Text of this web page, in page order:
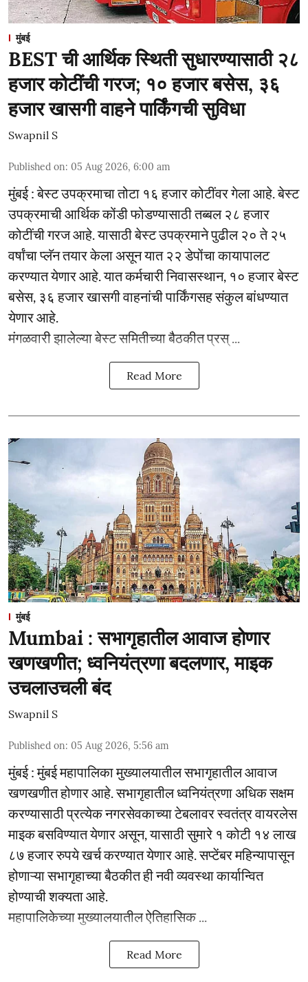
मुंबई
BEST ची आर्थिक स्थिती सुधारण्यासाठी २८
हजार कोटींची गरज; १० हजार बसेस, ३६
हजार खासगी वाहने पार्किंगची सुविधा
Swapnil S
Published on: 05 Aug 2026, 6:00 am
मुंबई : बेस्ट उपक्रमाचा तोटा १६ हजार कोटींवर गेला आहे. बेस्ट
उपक्रमाची आर्थिक कोंडी फोडण्यासाठी तब्बल २८ हजार
कोटींची गरज आहे. यासाठी बेस्ट उपक्रमाने पुढील २० ते २५
वर्षांचा प्लॅन तयार केला असून यात २२ डेपोंचा कायापालट
करण्यात येणार आहे. यात कर्मचारी निवासस्थान, १० हजार बेस्ट
बसेस, ३६ हजार खासगी वाहनांची पार्किंगसह संकुल बांधण्यात
येणार आहे.
मंगळवारी झालेल्या बेस्ट समितीच्या बैठकीत प्रस् ...
Read More
मुंबई
Mumbai : सभागृहातील आवाज होणार
खणखणीत; ध्वनियंत्रणा बदलणार, माइक
उचलाउचली बंद
Swapnil S
Published on: 05 Aug 2026, 5:56 am
मुंबई : मुंबई महापालिका मुख्यालयातील सभागृहातील आवाज
खणखणीत होणार आहे. सभागृहातील ध्वनियंत्रणा अधिक सक्षम
करण्यासाठी प्रत्येक नगरसेवकाच्या टेबलावर स्वतंत्र वायरलेस
माइक बसविण्यात येणार असून, यासाठी सुमारे १ कोटी १४ लाख
८७ हजार रुपये खर्च करण्यात येणार आहे. सप्टेंबर महिन्यापासून
होणाऱ्या सभागृहाच्या बैठकीत ही नवी व्यवस्था कार्यान्वित
होण्याची शक्यता आहे.
महापालिकेच्या मुख्यालयातील ऐतिहासिक ...
Read More